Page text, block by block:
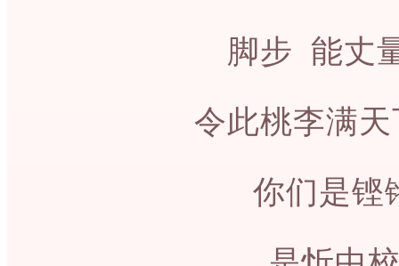
脚步 能丈
令此桃李满
你们是铿